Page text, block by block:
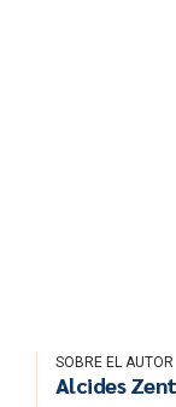
SOBRE EL AUTOR
Alcides